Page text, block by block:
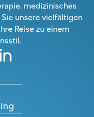
medizinisches
Sie unsere vielfältigen
Reise zu einem